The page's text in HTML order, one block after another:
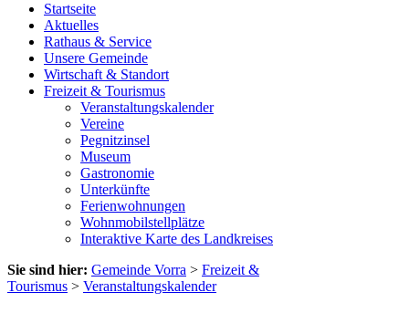
Startseite
Aktuelles
Rathaus & Service
Unsere Gemeinde
Wirtschaft & Standort
Freizeit & Tourismus
Veranstaltungskalender
Vereine
Pegnitzinsel
Museum
Gastronomie
Unterkünfte
Ferienwohnungen
Wohnmobilstellplätze
Interaktive Karte des Landkreises
Sie sind hier: Gemeinde Vorra > Freizeit &
Tourismus > Veranstaltungskalender